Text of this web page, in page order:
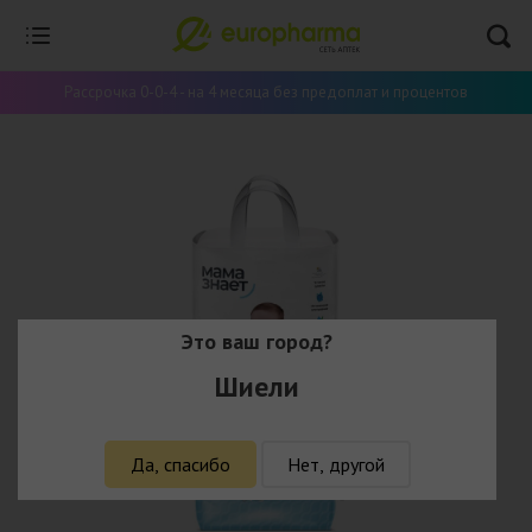
Рассрочка 0-0-4 - на 4 месяца без предоплат и процентов
Это ваш город?
Шиели
Да, спасибо Нет, другой